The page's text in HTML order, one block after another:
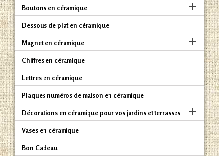
Boutons en céramique 
Dessous de plat en céramique
Magnet en céramique 
Chiffres en céramique
Lettres en céramique
Plaques numéros de maison en céramique
Décorations en céramique pour vos jardins et terrasses 
Vases en céramique
Bon Cadeau